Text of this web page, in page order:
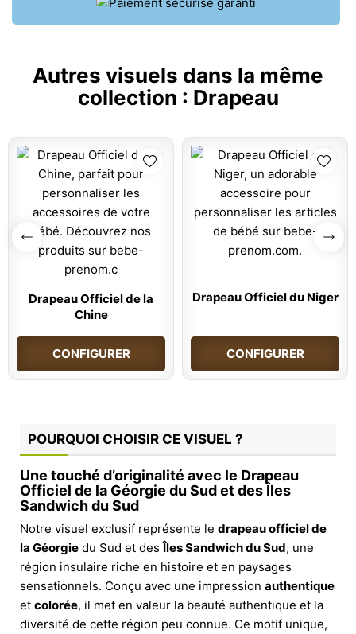
Autres visuels dans la même
collection : Drapeau
Drapeau Officiel de la
Chine
CONFIGURER
Drapeau Officiel du Niger
CONFIGURER
POURQUOI CHOISIR CE VISUEL ?
Une touché d’originalité avec le Drapeau
Officiel de la Géorgie du Sud et des Îles
Sandwich du Sud
Notre visuel exclusif représente le drapeau officiel de
la Géorgie du Sud et desÎles Sandwich du Sud, une
région insulaire riche en histoire et en paysages
sensationnels. Conçu avec une impression authentique
et colorée, il met en valeur la beauté authentique et la
diversité de cette région peu connue. Ce motif unique,